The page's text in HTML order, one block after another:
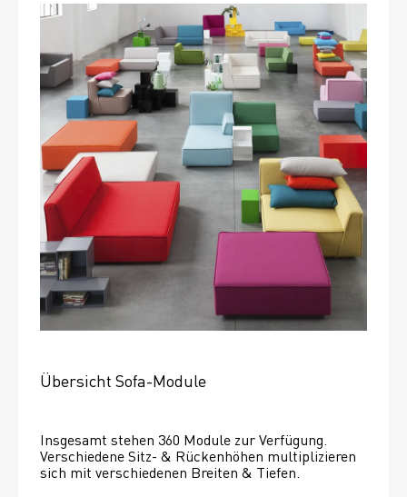
Übersicht Sofa-Module
Insgesamt stehen 360 Module zur Verfügung.
Verschiedene Sitz- & Rückenhöhen multiplizieren
sich mit verschiedenen Breiten & Tiefen.